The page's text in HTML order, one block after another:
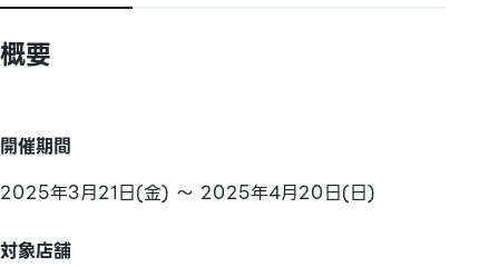
概要
開催期間
2025年3月21日(金) ～ 2025年4月20日(日)
対象店舗